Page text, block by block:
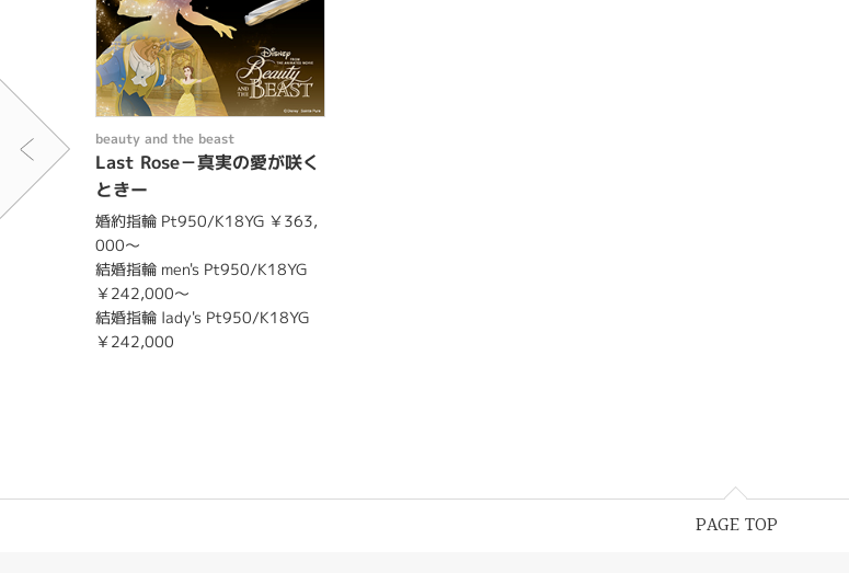
beauty and the beast
Last Rose－真実の愛が咲く
ときー
婚約指輪 Pt950/K18YG ￥363,
000～
結婚指輪 men's Pt950/K18YG
￥242,000～
結婚指輪 lady's Pt950/K18YG
￥242,000
PAGE TOP